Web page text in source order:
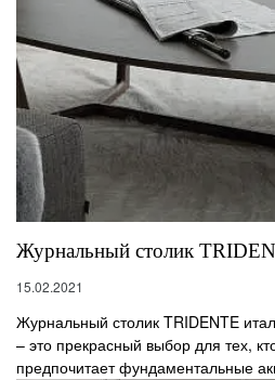
Журнальный столик
15.02.2021
Журнальный столик TRIDENTE
– это прекрасный выбор для тех,
предпочитает фундаментальные